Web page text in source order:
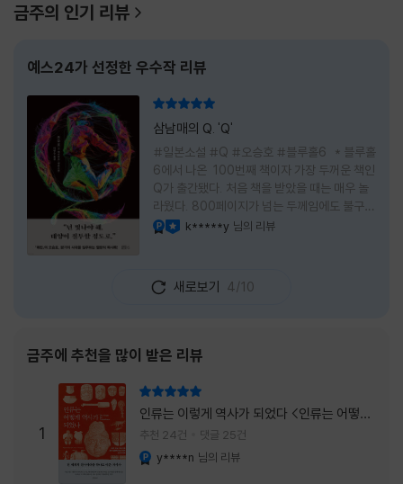
금주의 인기 리뷰
예스24가 선정한 우수작 리뷰
삼남매의 Q. 'Q'
#일본소설 #Q #오승호 #블루홀6 * 블루홀
6에서 나온 100번째 책이자 가장 두꺼운 책인
Q가 출간됐다. 처음 책을 받았을 때는 매우 놀
라웠다. 800페이지가 넘는 두께임에도 불구하
고 생각보다 책이 가벼웠다. 여기에 측면을 영
제목이 Q란다. 처음 제목을 봤을 때 나는 질문
을 의미하는 Question을 떠올렸다. 하지만 이
려는 걸까, 아니면 같이 논의를 하자는 걸까 고
개를 갸웃거리며 책을 펴들었다. * 틈만 나면
경적을 울리고 욕을 입에 달고 사는 선배와 일
하고 있는 하치. 히토미 클린이라는 청소업체
직원으로 일하는 그녀가 바라는 것은 그저 고요
한
k*****y 님의 리뷰
새로보기 4/10
금주에 추천을 많이 받은 리뷰
1
인류는 이렇게 역사가 되었다 <인류는 어떻게
역사가 되었나>
추천 24건 댓글 25건
y****n 님의 리뷰